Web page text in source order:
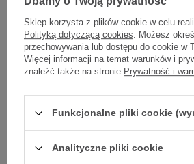
Doppelherz aktiv Na
kapsułek
22,40 zł
Sklep korzysta z plików cookie w celu
Polityką dotyczącą cookies. Możesz
przechowywania lub dostępu do cookie w
Więcej informacji na temat warunków i
znaleźć także na stronie Prywatność i
Funkcjonalne pliki cookie
Analityczne pliki cookie